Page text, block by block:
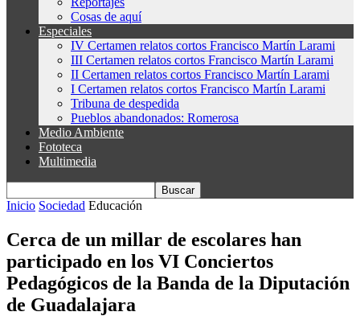
Cosas de aquí
Especiales
IV Certamen relatos cortos Francisco Martín Larami
III Certamen relatos cortos Francisco Martín Larami
II Certamen relatos cortos Francisco Martín Larami
I Certamen relatos cortos Francisco Martín Larami
Tribuna de despedida
Pueblos abandonados: Romerosa
Medio Ambiente
Fototeca
Multimedia
Inicio Sociedad Educación
Cerca de un millar de escolares han
participado en los VI Conciertos
Pedagógicos de la Banda de la Diputación
de Guadalajara